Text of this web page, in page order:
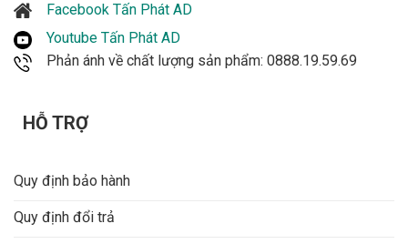
Facebook Tấn Phát AD
Youtube Tấn Phát AD
Phản ánh về chất lượng sản phẩm: 0888.19.59.69
HỖ TRỢ
Quy định bảo hành
Quy định đổi trả